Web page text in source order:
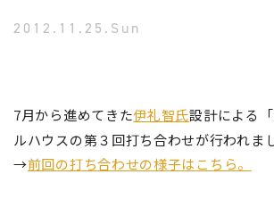
2012.11.25.Sun
7月から進めてきた伊礼智氏設計による
ルハウスの第３回打ち合わせが行われま
→前回の打ち合わせの様子はこちら。